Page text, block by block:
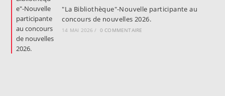
"La Bibliothèque"-Nouvelle participante au
concours de nouvelles 2026.
14 MAI 2026 / 0 COMMENTAIRE